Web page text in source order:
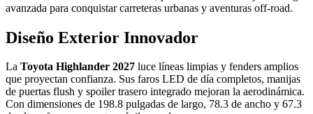
avanzada para conquistar carreteras urbanas y aventuras off-road.
Diseño Exterior Innovador
La Toyota Highlander 2027 luce líneas limpias y fenders amplios
que proyectan confianza. Sus faros LED de día completos, manijas
de puertas flush y spoiler trasero integrado mejoran la aerodinámica.
Con dimensiones de 198.8 pulgadas de largo, 78.3 de ancho y 67.3